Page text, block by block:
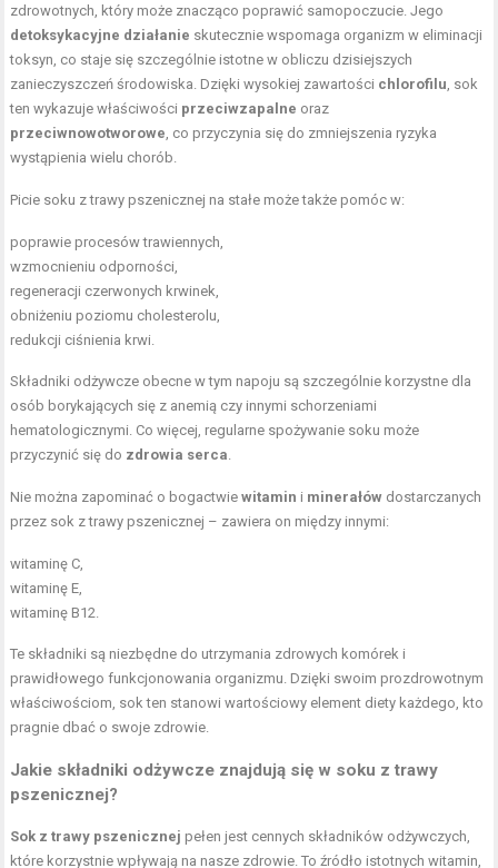
zdrowotnych, który może znacząco poprawić samopoczucie. Jego
detoksykacyjne działanie skutecznie wspomaga organizm w eliminacji
toksyn, co staje się szczególnie istotne w obliczu dzisiejszych
zanieczyszczeń środowiska. Dzięki wysokiej zawartości chlorofilu , sok
ten wykazuje właściwości przeciwzapalne oraz
przeciwnowotworowe , co przyczynia się do zmniejszenia ryzyka
wystąpienia wielu chorób.
Picie soku z trawy pszenicznej na stałe może także pomóc w:
poprawie procesów trawiennych,
wzmocnieniu odporności,
regeneracji czerwonych krwinek,
obniżeniu poziomu cholesterolu,
redukcji ciśnienia krwi.
Składniki odżywcze obecne w tym napoju są szczególnie korzystne dla
osób borykających się z anemią czy innymi schorzeniami
hematologicznymi. Co więcej, regularne spożywanie soku może
przyczynić się do zdrowia serca
Nie można zapominać o bogactwiewitamin i minerałów dostarczanych
przez sok z trawy pszenicznej – zawiera on między innymi:
witaminę C,
witaminę E,
witaminę B12.
Te składniki są niezbędne do utrzymania zdrowych komórek i
prawidłowego funkcjonowania organizmu. Dzięki swoim prozdrowotnym
właściwościom, sok ten stanowi wartościowy element diety każdego, kto
pragnie dbać o swoje zdrowie.
Jakie składniki odżywcze znajdują się w soku z trawy
pszenicznej?
Sok z trawy pszenicznej pełen jest cennych składników odżywczych,
które korzystnie wpływają na nasze zdrowie. To źródło istotnych witamin,